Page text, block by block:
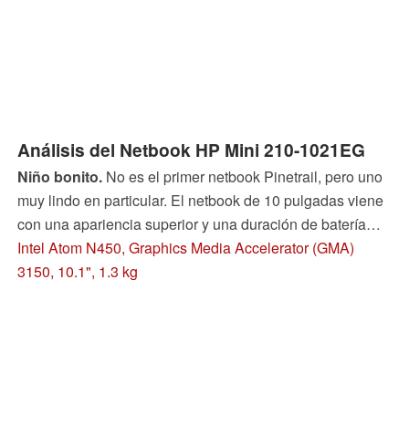
Análisis del Netbook HP Mini 210-1021EG
Niño bonito.No es el primer netbook Pinetrail, pero uno
muy lindo en particular. El netbook de 10 pulgadas viene
con una apariencia superior y una duración de batería
prolongada en uno. Aprenderá en el análisis completo si
el Mini Bordeaux-rojoMini nos pone con el ánimo del
Intel Atom N450, Graphics Media Accelerator (GMA)
3150, 10.1", 1.3 kg